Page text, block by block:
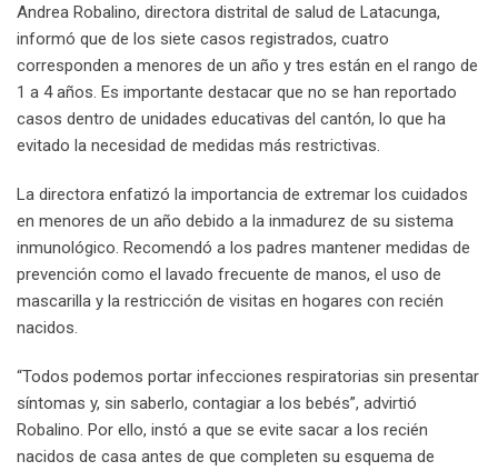
Andrea Robalino, directora distrital de salud de Latacunga,
informó que de los siete casos registrados, cuatro
corresponden a menores de un año y tres están en el rango de
1 a 4 años. Es importante destacar que no se han reportado
casos dentro de unidades educativas del cantón, lo que ha
evitado la necesidad de medidas más restrictivas.
La directora enfatizó la importancia de extremar los cuidados
en menores de un año debido a la inmadurez de su sistema
inmunológico. Recomendó a los padres mantener medidas de
prevención como el lavado frecuente de manos, el uso de
mascarilla y la restricción de visitas en hogares con recién
nacidos.
“Todos podemos portar infecciones respiratorias sin presentar
síntomas y, sin saberlo, contagiar a los bebés”, advirtió
Robalino. Por ello, instó a que se evite sacar a los recién
nacidos de casa antes de que completen su esquema de